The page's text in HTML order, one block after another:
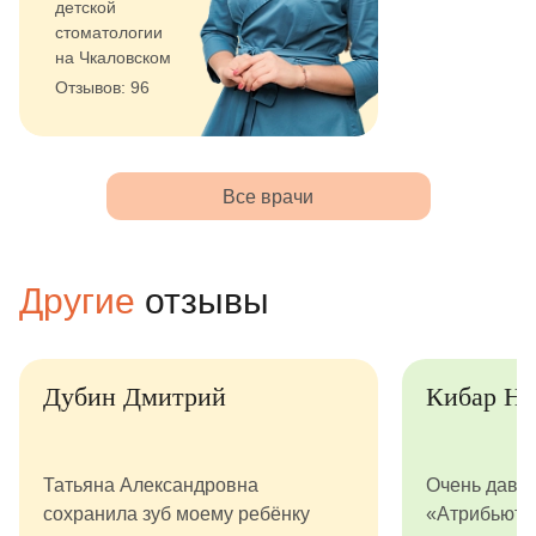
детской
стоматологии
на Чкаловском
Отзывов: 96
Все врачи
Другие отзывы
Дубин Дмитрий
Татьяна Александровна
сохранила зуб моему ребёнку
Кибар
Очень давно
«Атрибьют» с